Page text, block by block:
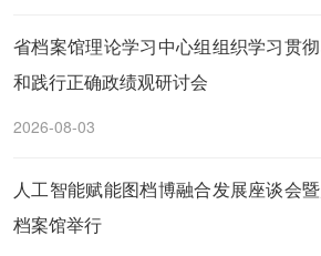
省档案馆理论学习中心组组织学习贯
和践行正确政绩观研讨会
2026-08-03
人工智能赋能图档博融合发展座谈会
档案馆举行